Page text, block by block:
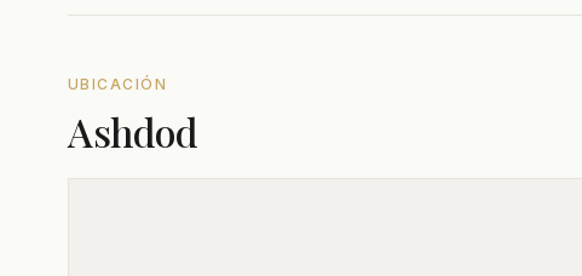
UBICACIÓN
Ashdod